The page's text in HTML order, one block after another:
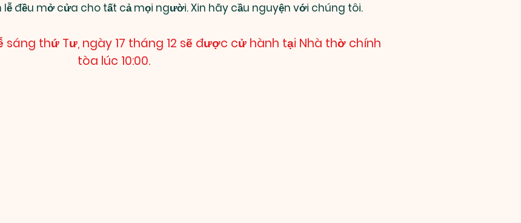
lễ đều mở cửa cho tất cả mọi người. Xin hãy cầu nguyện với chúng tôi.
sáng thứ Tư, ngày 17 tháng 12 sẽ được cử hành tại Nhà thờ chính
tòa lúc 10:00.